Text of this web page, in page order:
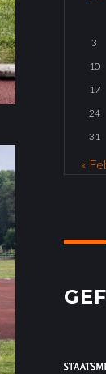
3
10
17
24
31
«